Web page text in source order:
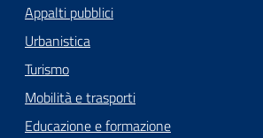
Appalti pubblici
Urbanistica
Turismo
Mobilità e trasporti
Educazione e formazione